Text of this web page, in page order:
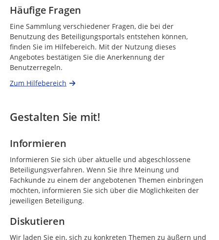
Häufige Fragen
Eine Sammlung verschiedener Fragen, die bei der
Benutzung des Beteiligungsportals entstehen können,
finden Sie im Hilfebereich. Mit der Nutzung dieses
Angebotes bestätigen Sie die Anerkennung der
Benutzerregeln.
Zum Hilfebereich
Gestalten Sie mit!
Informieren
Informieren Sie sich über aktuelle und abgeschlossene
Beteiligungsverfahren. Wenn Sie Ihre Meinung und
Fachkunde zu einem der angebotenen Themen einbringen
möchten, informieren Sie sich über die Möglichkeiten der
jeweiligen Beteiligung.
Diskutieren
Wir laden Sie ein, sich zu konkreten Themen zu äußern und